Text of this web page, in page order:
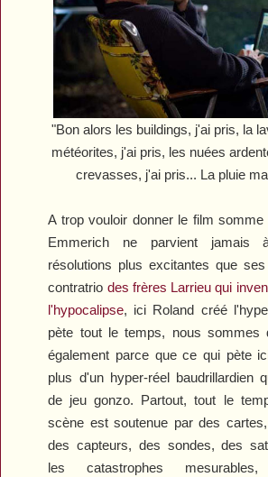
"Bon alors les buildings, j'ai pris, la
météorites, j'ai pris, les nuées
crevasses, j'ai pris... La pluie
A trop vouloir donner le film
Emmerich ne parvient jamais
résolutions plus excitantes que
contratrio des frères Larrieu qui
l'hypocalipse, ici Roland créé
pète tout le temps, nous sommes
également parce que ce qui pète
plus d'un hyper-réel baudrillardien
de jeu gonzo. Partout, tout le
scène est soutenue par des
des capteurs, des sondes, des
les catastrophes mesurables,